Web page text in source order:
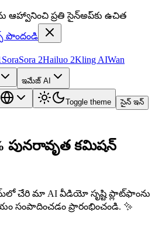
ఆహ్వానించి ప్రతి సైన్అప్‌కు ఉచిత
పొందండి
SoraSora 2Hailuo 2Kling AIWan
ఇమేజ్ AI
Toggle theme సైన్ ఇన్
పునరావృత కమిషన్
చేరి మా AI వీడియో సృష్టి ప్లాట్‌ఫాంను
సంపాదించడం ప్రారంభించండి. ✨